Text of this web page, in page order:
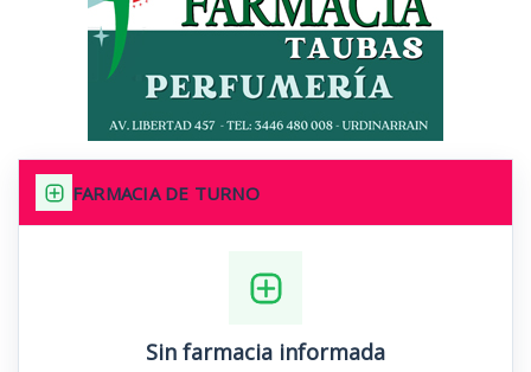
FARMACIA DE TURNO
Sin farmacia informada